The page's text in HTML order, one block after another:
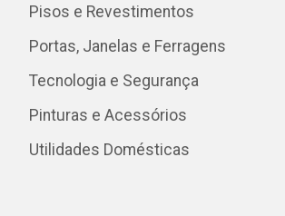
Pisos e Revestimentos
Portas, Janelas e Ferragens
Tecnologia e Segurança
Pinturas e Acessórios
Utilidades Domésticas